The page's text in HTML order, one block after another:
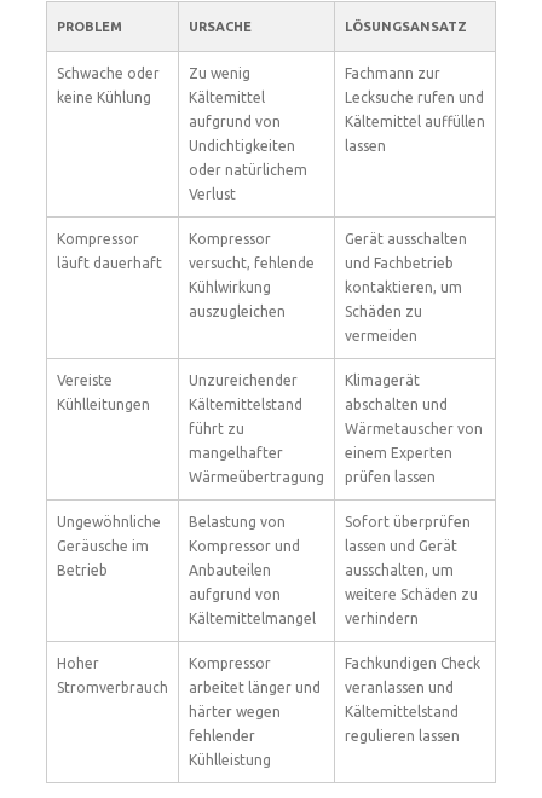
PROBLEM URSACHE LÖSUNGSANSATZ
Schwache oder
keine Kühlung
Zu wenig
Kältemittel
aufgrund von
Undichtigkeiten
oder natürlichem
Verlust
Fachmann zur
Lecksuche rufen und
Kältemittel auffüllen
lassen
Kompressor
läuft dauerhaft
Kompressor
versucht, fehlende
Kühlwirkung
auszugleichen
Gerät ausschalten
und Fachbetrieb
kontaktieren, um
Schäden zu
vermeiden
Vereiste
Kühlleitungen
Unzureichender
Kältemittelstand
führt zu
mangelhafter
Wärmeübertragung
Klimagerät
abschalten und
Wärmetauscher von
einem Experten
prüfen lassen
Ungewöhnliche
Geräusche im
Betrieb
Belastung von
Kompressor und
Anbauteilen
aufgrund von
Kältemittelmangel
Sofort überprüfen
lassen und Gerät
ausschalten, um
weitere Schäden zu
verhindern
Hoher
Stromverbrauch
Kompressor
arbeitet länger und
härter wegen
fehlender
Kühlleistung
Fachkundigen Check
veranlassen und
Kältemittelstand
regulieren lassen